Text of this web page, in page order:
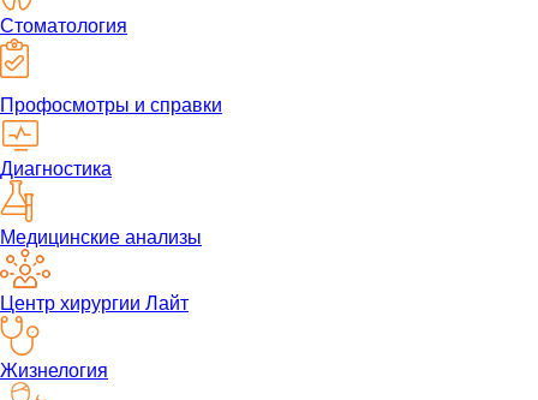
Стоматология
Профосмотры и справки
Диагностика
Медицинские анализы
Центр хирургии Лайт
Жизнелогия